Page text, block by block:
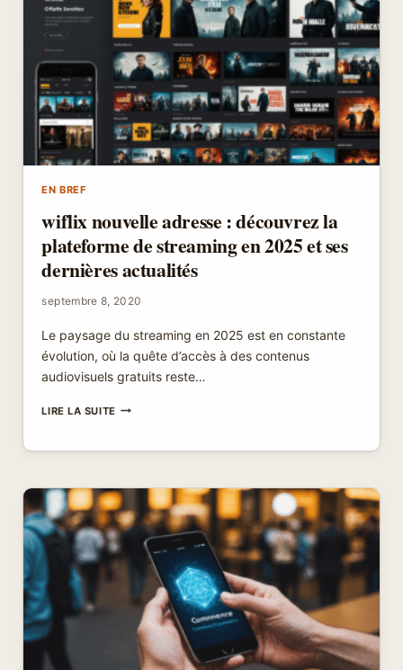
ET
ÉVOLUTIONS
EN
2025
EN BREF
wiflix nouvelle adresse : découvrez la
plateforme de streaming en 2025 et ses
dernières actualités
septembre 8, 2020
Le paysage du streaming en 2025 est en constante
évolution, où la quête d’accès à des contenus
audiovisuels gratuits reste…
LIRE LA SUITEWIFLIX
:
LA
PLATEFORME
DE
STREAMING
EN
DERNIÈRES
ACTUALITÉS